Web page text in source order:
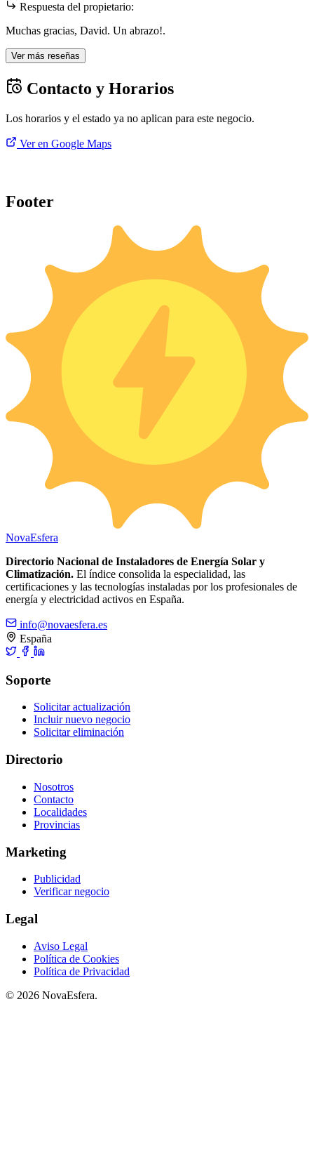
Respuesta del propietario:
Muchas gracias, David. Un abrazo!.
Ver más reseñas
Contacto y Horarios
Los horarios y el estado ya no aplican para este negocio.
Ver en Google Maps
Footer
NovaEsfera
Directorio Nacional de Instaladores de Energía Solar y
Climatización. El índice consolida la especialidad, las
certificaciones y las tecnologías instaladas por los profesionales de
energía y electricidad activos en España.
info@novaesfera.es
España
Soporte
Solicitar actualización
Incluir nuevo negocio
Solicitar eliminación
Directorio
Nosotros
Contacto
Localidades
Provincias
Marketing
Publicidad
Verificar negocio
Legal
Aviso Legal
Política de Cookies
Política de Privacidad
© 2026 NovaEsfera.